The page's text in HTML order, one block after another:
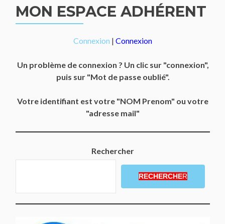
MON ESPACE ADHÉRENT
Connexion | Connexion
Un problème de connexion ? Un clic sur "connexion",
puis sur "Mot de passe oublié".
Votre identifiant est votre "NOM Prenom" ou votre
"adresse mail"
Rechercher
RECHERCHER